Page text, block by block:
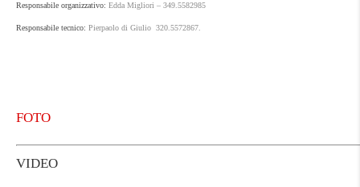
Responsabile organizzativo: Edda Migliori – 349.5582985
Responsabile tecnico: Pierpaolo di Giulio 320.5572867.
FOTO
VIDEO